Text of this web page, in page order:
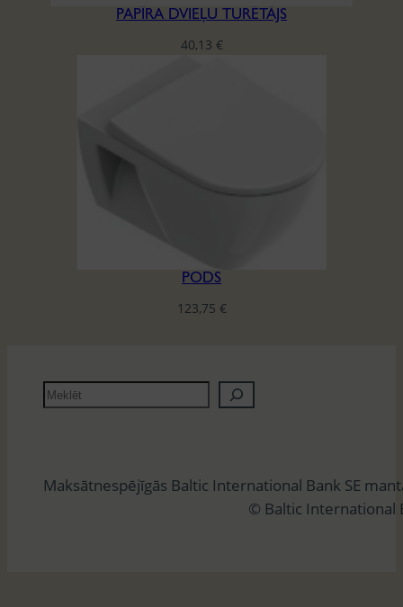
PAPĪRA DVIEĻU TURĒTĀJS
40,13 €
PODS
123,75 €
M
e
ē
Maksātnespējīgās Baltic International Bank SE
© Baltic International